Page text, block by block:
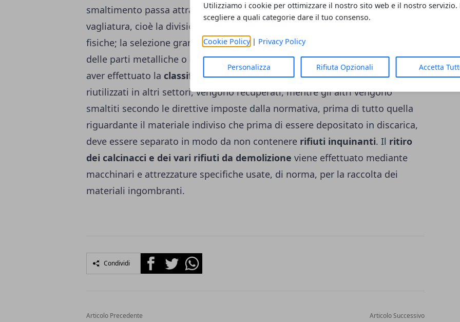
Utilizziamo i cookie per ottimizzare il nostro sito web e il nostro servizio.
scegliere a quali categorie dare il tuo consenso.
Cookie Policy| Privacy Policy
Personalizza Rifiuta Opzionali Accetta
smaltimento passa attraverso una serie di interventi: lamacinazione ; la
vagliatura, cioè la divisione secondo caratteristiche e proprietà chimiche e
fisiche; la selezione granulometrica e, infine, la separazione e il recupero
delle parti metalliche o di materiali nocivi come l’amianto o l’eternit. Dopo
aver effettuato la classificazione dei materialiquelli che possono
riutilizzati in altri settori, vengono recuperati, mentre gli altri vengono
smaltiti secondo le direttive imposte dalla normativa, prima di tutto quella
riguardante il materiale indiviso che prima di essere depositato in discarica,
deve essere separato in modo da non contenere rifiuti inquinanti. Il ritiro
dei calcinacci e dei vari rifiuti da demolizione viene effettuato mediante
macchinari e attrezzature specifiche usate, di norma, per la raccolta dei
materiali ingombranti.
Condividi FacebookTwitterWhatsapp
Articolo Precedente Articolo Successivo